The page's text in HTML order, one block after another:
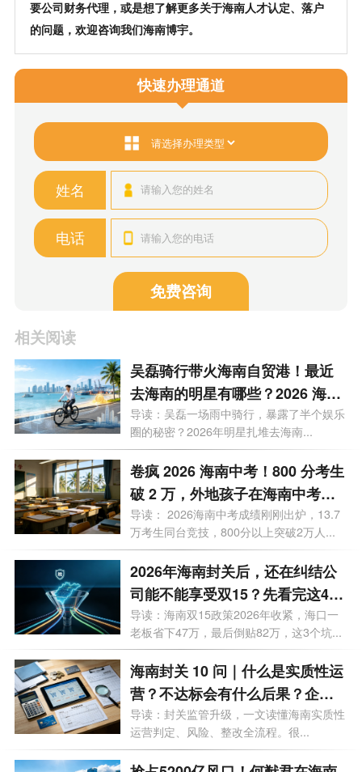
要公司财务代理，或是想了解更多关于海南人才认定、落户
的问题，欢迎咨询我们海南博宇。
快速办理通道
姓名
电话
免费咨询
相关阅读
吴磊骑行带火海南自贸港！最近
去海南的明星有哪些？2026 海南
有哪些明星注册公司？
导读：吴磊一场雨中骑行，暴露了半个娱乐
圈的秘密？2026年明星扎堆去海南...
卷疯 2026 海南中考！800 分考生
破 2 万，外地孩子在海南中考需
要什么条件？高层次人才子女政
策 + 报名流程
导读： 2026海南中考成绩刚刚出炉，13.7
万考生同台竞技，800分以上突破2万人...
2026年海南封关后，还在纠结公
司能不能享受双15？先看完这4个
真实案例
导读：海南双15政策2026年收紧，海口一
老板省下47万，最后倒贴82万，这3个坑...
海南封关 10 问｜什么是实质性运
营？不达标会有什么后果？企业
如何落地达标？
导读：封关监管升级，一文读懂海南实质性
运营判定、风险、整改全流程。很...